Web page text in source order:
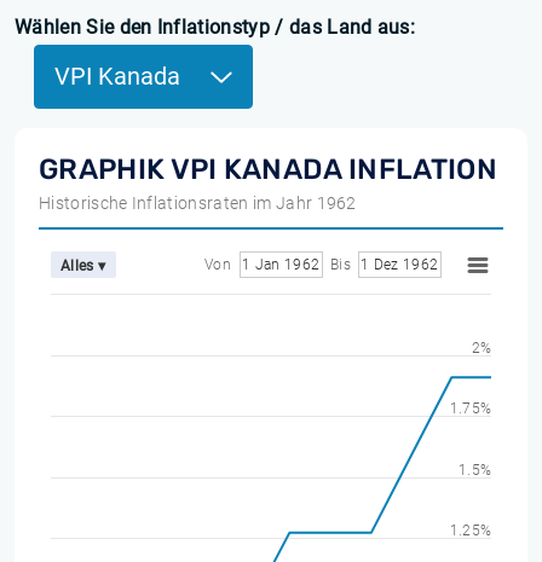
Wählen Sie den Inflationstyp / das Land aus:
VPI Kanada
GRAPHIK VPI KANADA INFLATION
Historische Inflationsraten im Jahr 1962
Alles ▾ Von 1 Jan 1962 Bis 1 Dez 1962
1.25%
1.5%
1.75%
2%